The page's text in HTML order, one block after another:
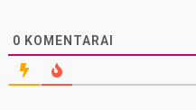
0 KOMENTARAI